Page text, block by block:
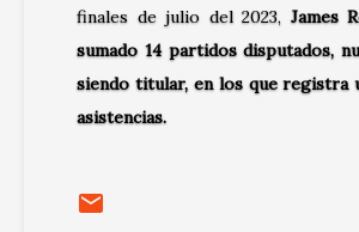
finales de julio del 2023, James
sumado 14 partidos disputados,
siendo titular, en los que registra
asistencias.